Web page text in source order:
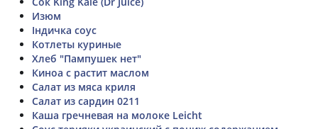
Изюм
Індичка соус
Котлеты куриные
Хлеб "Пампушек нет"
Киноа с растит маслом
Салат из мяса криля
Салат из сардин 0211
Каша гречневая на молоке Leicht